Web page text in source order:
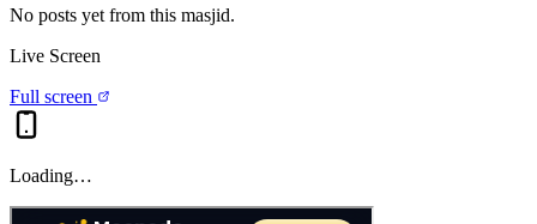
No posts yet from this masjid.
Live Screen
Full screen
Loading…